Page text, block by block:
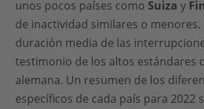
unos pocos países como Suiza y
de inactividad similares o menores.
duración media de las
testimonio de los altos estándares
alemana. Un resumen de los
específicos de cada país para 2022